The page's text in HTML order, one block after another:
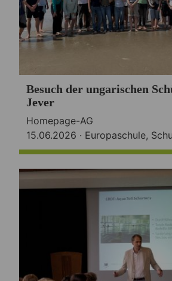
Besuch der ungarischen
Jever
Homepage-AG
15.06.2026 · Europaschule,